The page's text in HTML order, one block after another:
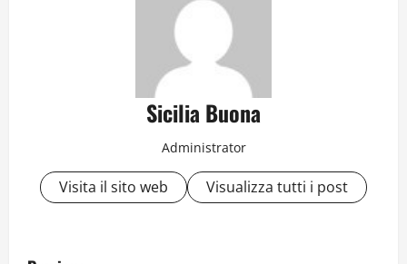
Sicilia Buona
Administrator
Visita il sito web Visualizza tutti i post